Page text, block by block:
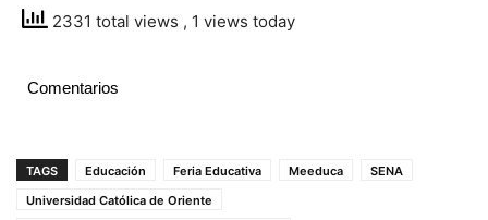
2331 total views , 1 views today
Comentarios
TAGS Educación Feria Educativa Meeduca
SENA
Universidad Católica de Oriente